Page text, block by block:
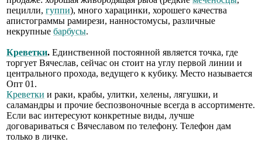
пецилли, гуппи), много харацинки, хорошего качества
апистограммы рамирези, нанностомусы, различные
некрупные барбусы.
Креветки. Единственной постоянной является точка, где
торгует Вячеслав, сейчас он стоит на углу первой линии и
центрального прохода, ведущего к кубику. Место называется
Опт 01.
Креветки и раки, крабы, улитки, хелены, лягушки, и
саламандры и прочие беспозвоночные всегда в ассортименте.
Если вас интересуют конкретные виды, лучше
договариваться с Вячеславом по телефону. Телефон дам
только в личке.